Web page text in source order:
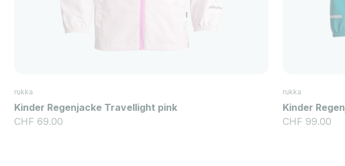
rukka
Kinder Regenjacke Travellight pink
Angebot
CHF 69.00
rukka
Kinder
Angebot
CHF 99.00